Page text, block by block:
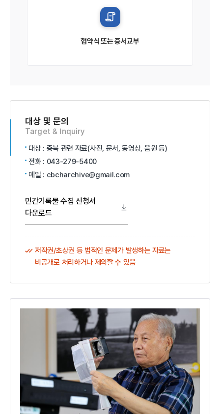
협약식 또는 증서교부
대상 및 문의
Target & Inquiry
대상 : 충북 관련 자료(사진, 문서, 동영상, 음원 등)
전화 : 043-279-5400
메일 : cbcharchive@gmail.com
민간기록물 수집 신청서
다운로드
저작권/초상권 등 법적인 문제가 발생하는 자료는
비공개로 처리하거나 제외할 수 있음